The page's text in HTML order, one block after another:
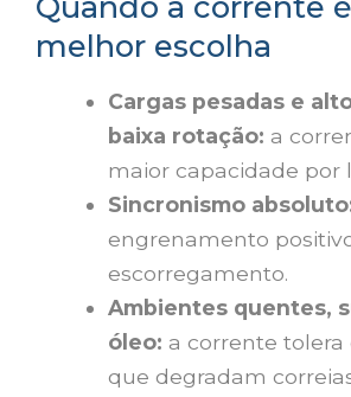
melhor escolha
Cargas pesadas e
baixa rotação: a
maior capacidade por
Sincronismo
engrenamento
escorregamento.
Ambientes quentes,
óleo: a corrente tolera
que degradam